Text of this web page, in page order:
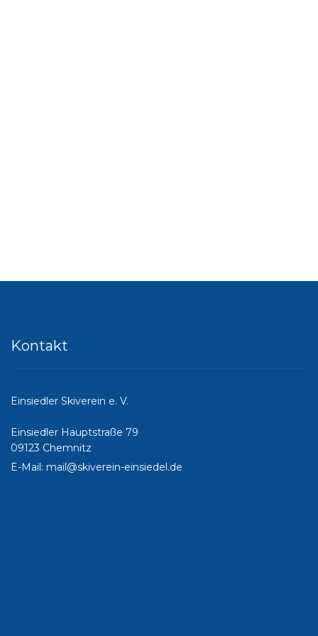
Kontakt
Einsiedler Skiverein e. V.
Einsiedler Hauptstraße 79
09123 Chemnitz
E-Mail: mail@skiverein-einsiedel.de